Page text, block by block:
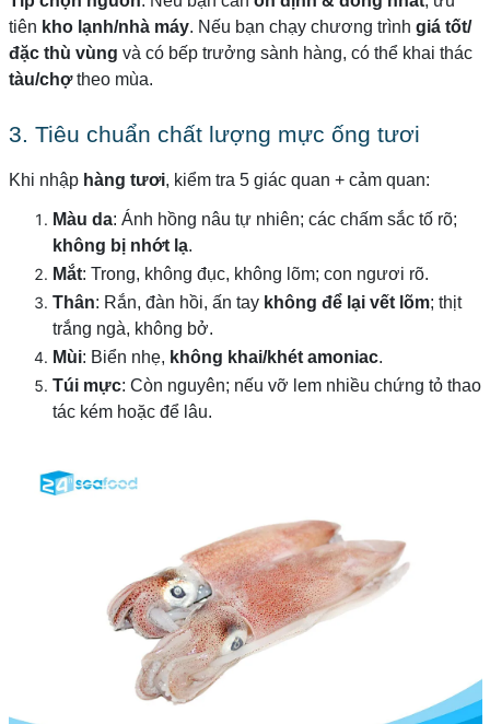
tiên kho lạnh/nhà máy. Nếu bạn chạy chương trình giá tốt/
đặc thù vùng và có bếp trưởng sành hàng, có thể khai thác
tàu/chợtheo mùa.
3. Tiêu chuẩn chất lượng mực ống tươi
Khi nhập hàng tươi, kiểm tra 5 giác quan + cảm quan:
Màu da: Ánh hồng nâu tự nhiên; các chấm sắc tố rõ;
không bị nhớt lạ.
Mắt: Trong, không đục, không lõm; con ngươi rõ.
Thân: Rắn, đàn hồi, ấn tay không để lại vết lõm; thịt
trắng ngà, không bở.
Mùi: Biển nhẹ, không khai/khét amoniac.
Túi mực: Còn nguyên; nếu vỡ lem nhiều chứng tỏ thao
tác kém hoặc để lâu.